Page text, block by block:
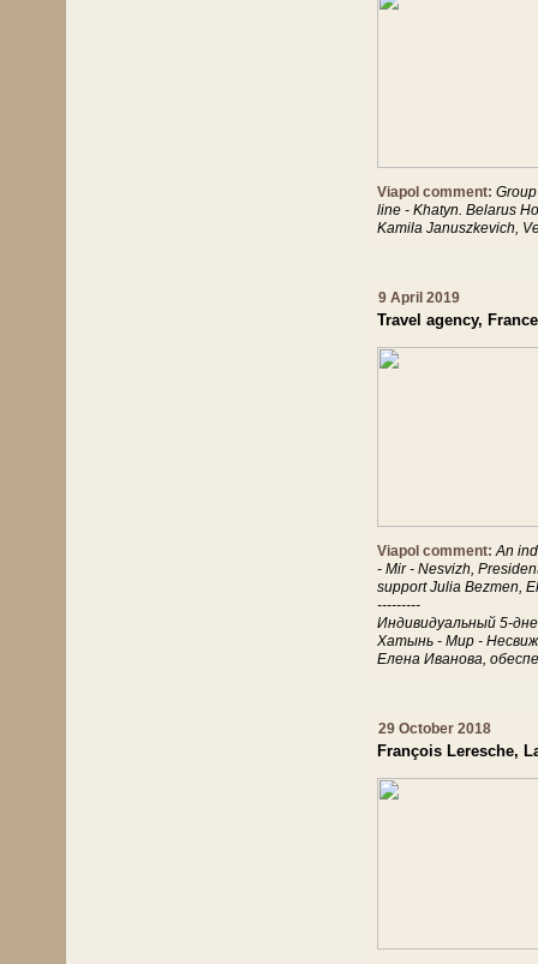
Viapol comment:
line - Khatyn. Belarus
Kamila Januszkevich,
9 April 2019
Travel agency, France
Viapol comment:An
- Mir - Nesvizh,
support Julia Bezmen,
---------
Индивидуальный 5-
Хатынь - Мир -
Елена Иванова,
29 October 2018
François Leresche,